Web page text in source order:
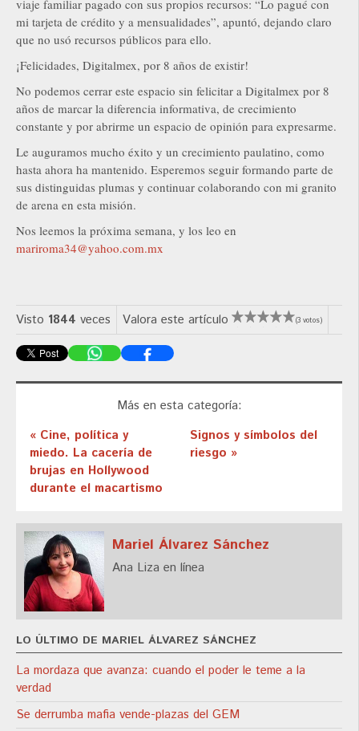
viaje familiar pagado con sus propios recursos: “Lo pagué con
mi tarjeta de crédito y a mensualidades”, apuntó, dejando claro
que no usó recursos públicos para ello.
¡Felicidades, Digitalmex, por 8 años de existir!
No podemos cerrar este espacio sin felicitar a Digitalmex por 8
años de marcar la diferencia informativa, de crecimiento
constante y por abrirme un espacio de opinión para expresarme.
Le auguramos mucho éxito y un crecimiento paulatino, como
hasta ahora ha mantenido. Esperemos seguir formando parte de
sus distinguidas plumas y continuar colaborando con mi granito
de arena en esta misión.
Nos leemos la próxima semana, y los leo en
mariroma34@yahoo.com.mx
Visto 1844 veces Valora este artículo (3 votos)
Más en esta categoría:
« Cine, política y
miedo. La cacería de
brujas en Hollywood
durante el macartismo
Signos y símbolos del
riesgo »
Mariel Álvarez Sánchez
Ana Liza en línea
LO ÚLTIMO DE MARIEL ÁLVAREZ SÁNCHEZ
La mordaza que avanza: cuando el poder le teme a la
verdad
Se derrumba mafia vende-plazas del GEM